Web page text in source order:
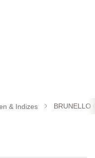
& Indizes BRUNELLO